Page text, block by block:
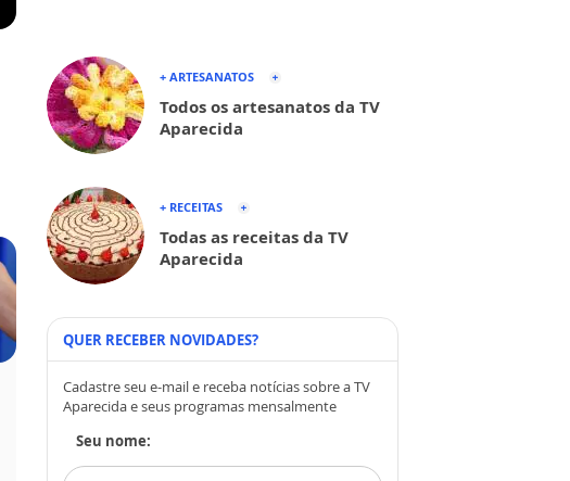
+ ARTESANATOS
Todos os artesanatos da TV
Aparecida
+ RECEITAS
Todas as receitas da TV
Aparecida
QUER RECEBER NOVIDADES?
Cadastre seu e-mail e receba notícias sobre a TV
Aparecida e seus programas mensalmente
Seu nome: